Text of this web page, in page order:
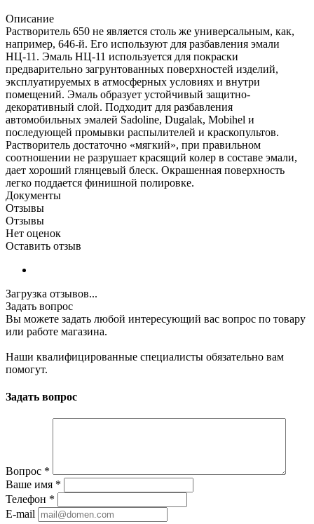
Описание
Растворитель 650 не является столь же универсальным, как,
например, 646-й. Его используют для разбавления эмали
НЦ-11. Эмаль НЦ-11 используется для покраски
предварительно загрунтованных поверхностей изделий,
эксплуатируемых в атмосферных условиях и внутри
помещений. Эмаль образует устойчивый защитно-
декоративный слой. Подходит для разбавления
автомобильных эмалей Sadoline, Dugalak, Mobihel и
последующей промывки распылителей и краскопультов.
Растворитель достаточно «мягкий», при правильном
соотношении не разрушает красящий колер в составе эмали,
дает хороший глянцевый блеск. Окрашенная поверхность
легко поддается финишной полировке.
Документы
Отзывы
Отзывы
Нет оценок
Оставить отзыв
Загрузка отзывов...
Задать вопрос
Вы можете задать любой интересующий вас вопрос по товару
или работе магазина.
Наши квалифицированные специалисты обязательно вам
помогут.
Задать вопрос
Вопрос *
Ваше имя *
Телефон *
E-mail